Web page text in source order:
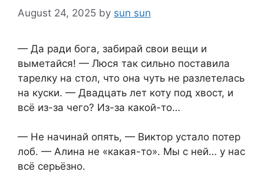
August 24, 2025 by sun sun
— Да ради бога, забирай свои вещи и
выметайся! — Люся так сильно поставила
тарелку на стол, что она чуть не разлетелась
на куски. — Двадцать лет коту под хвост, и
всё из-за чего? Из-за какой-то…
— Не начинай опять, — Виктор устало потер
лоб. — Алина не «какая-то». Мы с ней… у нас
всё серьёзно.